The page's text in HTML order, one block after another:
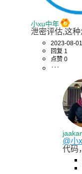
小xu中年
泄密评估,这种
2023-08-
回复 1
点赞 0
@小
代码